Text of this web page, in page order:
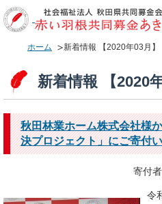
ホーム 新着情報 【2020年03月】
新着情報 【2020
秋田林業ホーム株式会社様
決プロジェクト」にご寄付
寄付
令